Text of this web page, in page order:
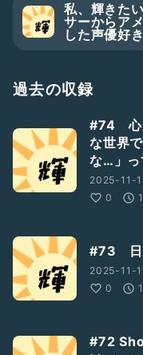
#アニソン #歌語り #曲
#海外から配信 #クリス
私、輝きた
サーからア
した声優好
過去の収録
#74 心
な世界
な…」っ
2025-11-
0
#73 日
2025-11-
0
#72